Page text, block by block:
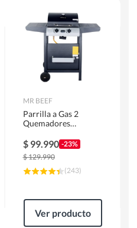
MR BEEF
Parrilla a Gas 2
Quemadores
$ 99.990 -23%
$129.990
(243)
Ver producto